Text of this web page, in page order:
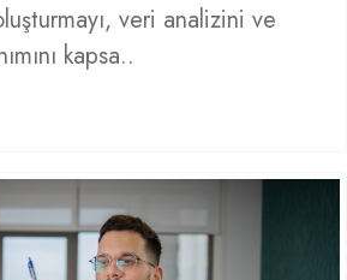
veri analizini ve
kapsa..